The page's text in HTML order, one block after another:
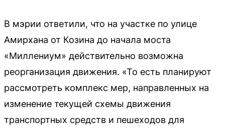
В мэрии ответили, что на участке по улице
Амирхана от Козина до начала моста
«Миллениум» действительно возможна
реорганизация движения. «То есть планируют
рассмотреть комплекс мер, направленных на
изменение текущей схемы движения
транспортных средств и пешеходов для